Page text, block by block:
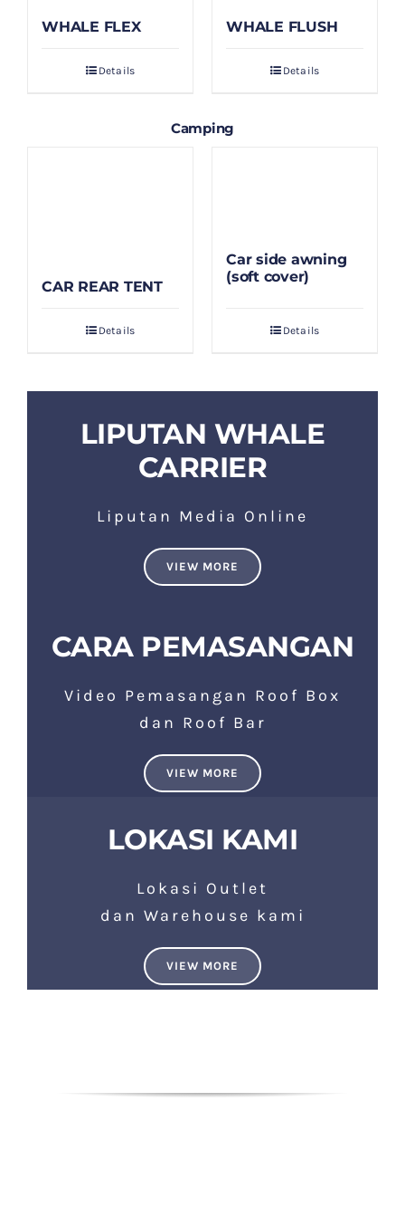
WHALE FLEX
Details
WHALE FLUSH
Details
Camping
CAR REAR TENT
Details
Car side awning
(soft cover)
Details
LIPUTAN WHALE
CARRIER
Liputan Media Online
VIEW MORE
CARA PEMASANGAN
Video Pemasangan Roof Box
dan Roof Bar
VIEW MORE
LOKASI KAMI
Lokasi Outlet
dan Warehouse kami
VIEW MORE